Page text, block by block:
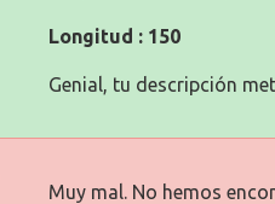
Longitud : 150
Genial, tu descripción
Muy mal. No hemos